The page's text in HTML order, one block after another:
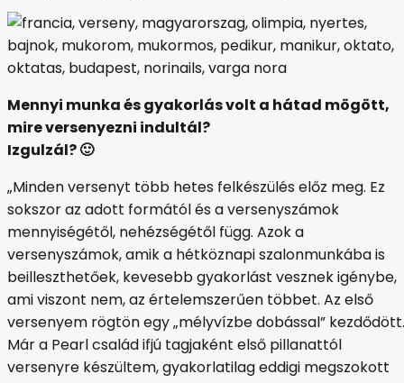
Mennyi munka és gyakorlás volt a hátad mögött,
mire versenyezni indultál?
Izgulzál? 🙂
„Minden versenyt több hetes felkészülés előz meg. Ez
sokszor az adott formától és a versenyszámok
mennyiségétől, nehézségétől függ. Azok a
versenyszámok, amik a hétköznapi szalonmunkába is
beilleszthetőek, kevesebb gyakorlást vesznek igénybe,
ami viszont nem, az értelemszerűen többet. Az első
versenyem rögtön egy „mélyvízbe dobással” kezdődött.
Már a Pearl család ifjú tagjaként első pillanattól
versenyre készültem, gyakorlatilag eddigi megszokott